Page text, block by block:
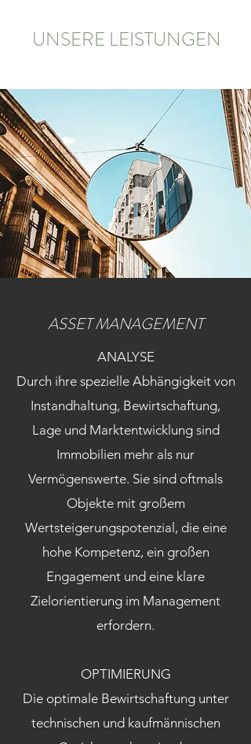
UNSERE LEISTUNGEN
ASSET MANAGEMENT
ANALYSE
Durch ihre spezielle Abhängigkeit von
Instandhaltung, Bewirtschaftung,
Lage und Marktentwicklung sind
Immobilien mehr als nur
Vermögenswerte. Sie sind oftmals
Objekte mit großem
Wertsteigerungspotenzial, die eine
hohe Kompetenz, ein großen
Engagement und eine klare
Zielorientierung im Management
erfordern.
OPTIMIERUNG
Die optimale Bewirtschaftung unter
technischen und kaufmännischen